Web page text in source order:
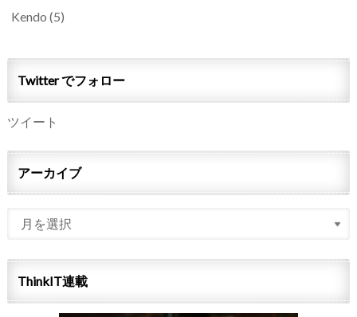
Kendo (5)
Twitter でフォロー
ツイート
アーカイブ
ThinkIT連載